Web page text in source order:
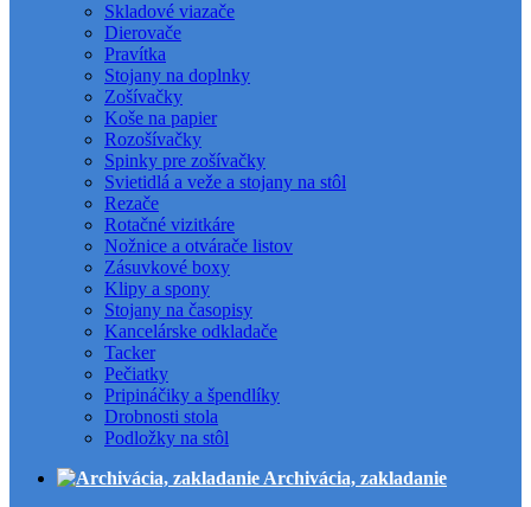
Skladové viazače
Dierovače
Pravítka
Stojany na doplnky
Zošívačky
Koše na papier
Rozošívačky
Spinky pre zošívačky
Svietidlá a veže a stojany na stôl
Rezače
Rotačné vizitkáre
Nožnice a otvárače listov
Zásuvkové boxy
Klipy a spony
Stojany na časopisy
Kancelárske odkladače
Tacker
Pečiatky
Pripináčiky a špendlíky
Drobnosti stola
Podložky na stôl
Archivácia, zakladanie